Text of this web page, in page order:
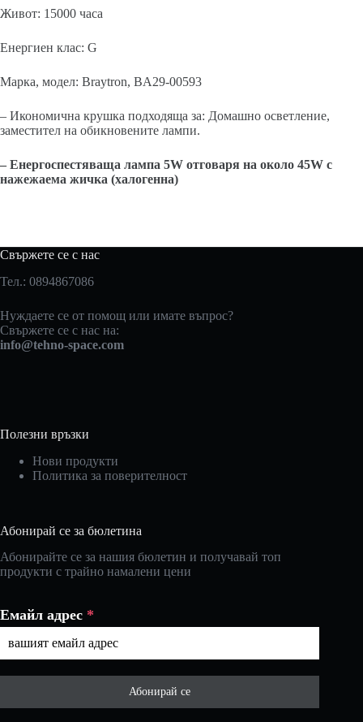
Живот: 15000 часа
Енергиен клас: G
Марка, модел: Braytron, BA29-00593
– Икономична крушка подходяща за: Домашно осветление,
заместител на обикновените лампи.
– Енергоспестяваща лампа 5W отговаря на около 45W с
нажежаема жичка (халогенна)
Свържете се с нас
Тел.: 0894867086
Нуждаете се от помощ или имате въпрос?
Свържете се с нас на:
info@tehno-space.com
Полезни връзки
Нови продукти
Политика за поверителност
Абонирай се за бюлетина
Абонирайте се за нашия бюлетин и получавай топ
продукти с трайно намалени цени
Емайл адрес *
Абонирай се